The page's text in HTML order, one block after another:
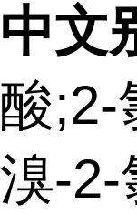
中文
酸;2-
溴-2-